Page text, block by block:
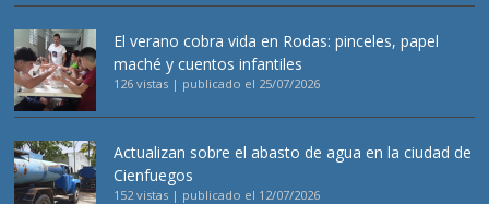
El verano cobra vida en Rodas: pinceles, papel
maché y cuentos infantiles
126 vistas | publicado el 25/07/2026
Actualizan sobre el abasto de agua en la ciudad de
Cienfuegos
152 vistas | publicado el 12/07/2026